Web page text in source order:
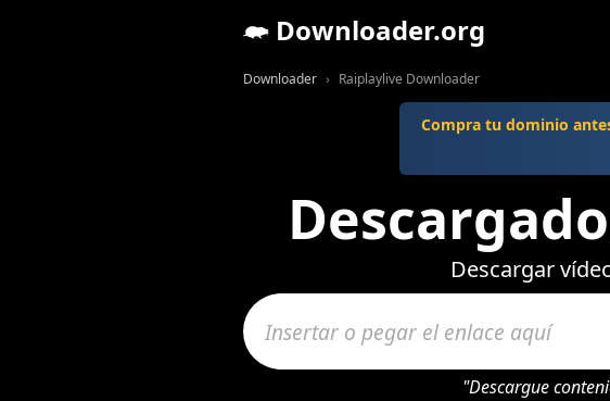
Downloader.org
Downloader Raiplaylive Downloader
Compra tu dominio
Descargar
"Descargue